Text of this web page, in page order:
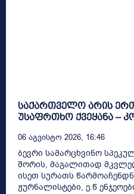
საქართველო არის
უსაფრთხო ქვეყანა –
06 Აგვისტო 2026, 16:46
ბევრი სამარცხვინო
შორის, მაგალითად
ისეთ სურათს
ჟურნალისტები, ე.წ